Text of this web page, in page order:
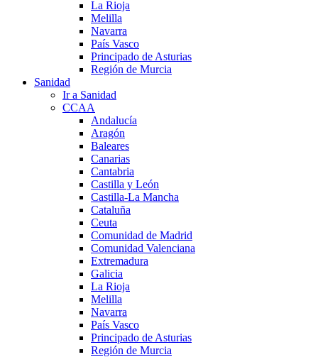
La Rioja
Melilla
Navarra
País Vasco
Principado de Asturias
Región de Murcia
Sanidad
Ir a Sanidad
CCAA
Andalucía
Aragón
Baleares
Canarias
Cantabria
Castilla y León
Castilla-La Mancha
Cataluña
Ceuta
Comunidad de Madrid
Comunidad Valenciana
Extremadura
Galicia
La Rioja
Melilla
Navarra
País Vasco
Principado de Asturias
Región de Murcia